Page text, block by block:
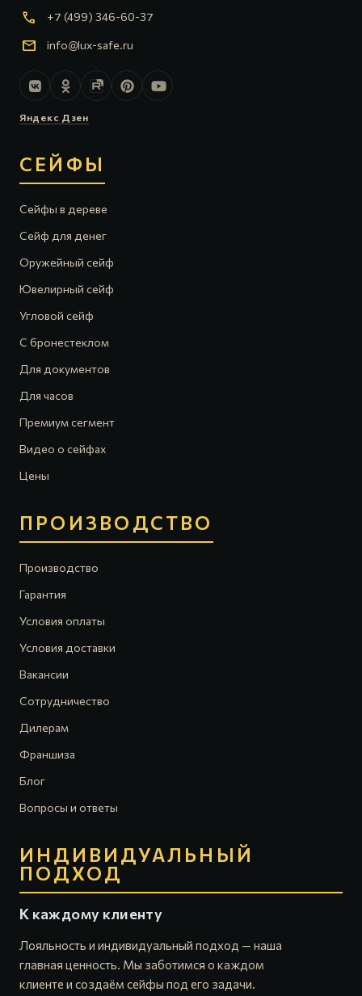
call +7 (499) 346-60-37
mail info@lux-safe.ru
Яндекс Дзен
СЕЙФЫ
Сейфы в дереве
Сейф для денег
Оружейный сейф
Ювелирный сейф
Угловой сейф
С бронестеклом
Для документов
Для часов
Премиум сегмент
Видео о сейфах
Цены
ПРОИЗВОДСТВО
Производство
Гарантия
Условия оплаты
Условия доставки
Вакансии
Сотрудничество
Дилерам
Франшиза
Блог
Вопросы и ответы
ИНДИВИДУАЛЬНЫЙ
ПОДХОД
К каждому клиенту
Лояльность и индивидуальный подход — наша
главная ценность. Мы заботимся о каждом
клиенте и создаём сейфы под его задачи.